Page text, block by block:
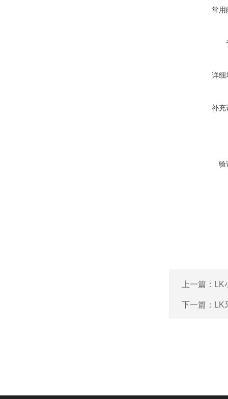
常用
详细
补充
验
上一篇： LK
下一篇： LK